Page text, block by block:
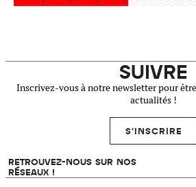
SUIVRE
Inscrivez-vous à notre newsletter pour
actualités !
S'INSCRIRE
RETROUVEZ-NOUS SUR NOS
RÉSEAUX !